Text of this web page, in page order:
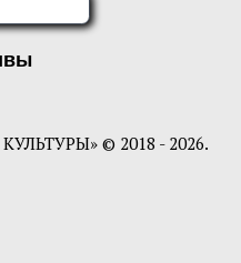
© 2018 - 2026.